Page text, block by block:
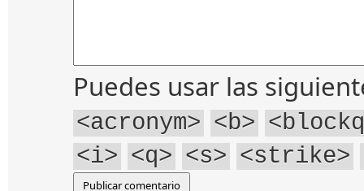
Puedes usar las
<acronym> <b>
<i> <q> <s> <strike>